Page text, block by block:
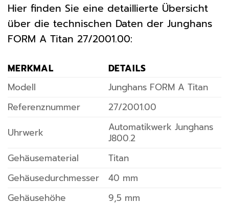
Hier finden Sie eine detaillierte Übersicht
über die technischen Daten der Junghans
FORM A Titan 27/2001.00:
MERKMAL
DETAILS
Modell
Junghans FORM A Titan
Referenznummer
27/2001.00
Uhrwerk
Automatikwerk Junghans
J800.2
Gehäusematerial
Titan
Gehäusedurchmesser
40 mm
Gehäusehöhe
9,5 mm